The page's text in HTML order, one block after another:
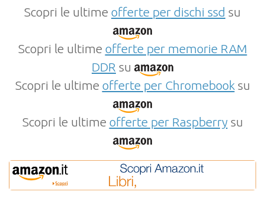
Scopri le ultime offerte per dischi ssd su
Scopri le ultime offerte per memorie RAM
DDR su
Scopri le ultime offerte per Chromebooksu
Scopri le ultime offerte per Raspberrysu